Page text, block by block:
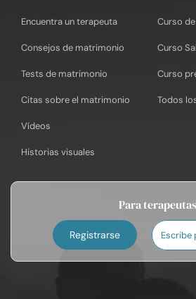
Encuentra un terapeuta
Consejos de matrimonio
Tests de matrimonio
Citas sobre el matrimonio
Vídeos
Historias visuales
Curso
Curso
Curso
Todos
Para terapeutas
Registrarse Escribe